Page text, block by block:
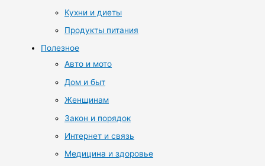
Кухни и диеты
Продукты питания
Полезное
Авто и мото
Дом и быт
Женщинам
Закон и порядок
Интернет и связь
Медицина и здоровье